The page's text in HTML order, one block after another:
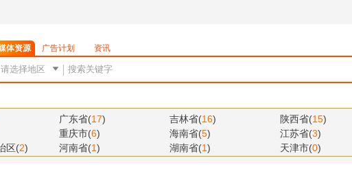
体资源 广告计划 资讯
广东省(17) 吉林省(16) 陕西省(15)
重庆市(6) 海南省(5) 江苏省(3)
区(2) 河南省(1) 湖南省(1) 天津市(0)